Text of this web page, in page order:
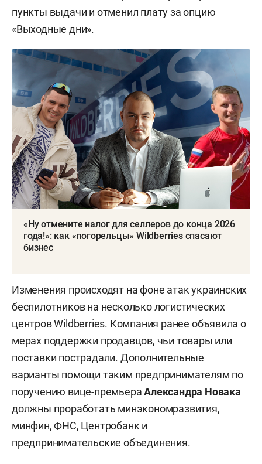
пункты выдачи и отменил плату за опцию
«Выходные дни».
«Ну отмените налог для селлеров до конца 2026
года!»: как «погорельцы» Wildberries спасают
бизнес
Изменения происходят на фоне атак украинских
беспилотников на несколько логистических
центров Wildberries. Компания ранее объявила о
мерах поддержки продавцов, чьи товары или
поставки пострадали. Дополнительные
варианты помощи таким предпринимателям по
поручению вице-премьераАлександра Новака
должны проработать минэкономразвития,
минфин, ФНС, Центробанк и
предпринимательские объединения.